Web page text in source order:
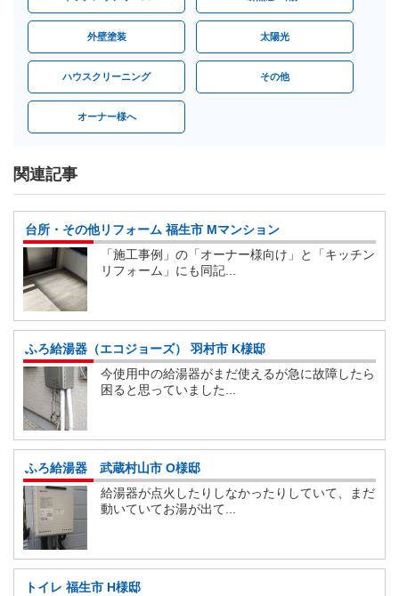
外壁塗装 太陽光
ハウスクリーニング その他
オーナー様へ
関連記事
台所・その他リフォーム 福生市 Mマンション
「施工事例」の「オーナー様向け」と「キッチン
リフォーム」にも同記...
ふろ給湯器（エコジョーズ） 羽村市 K様邸
今使用中の給湯器がまだ使えるが急に故障したら
困ると思っていました...
ふろ給湯器 武蔵村山市 O様邸
給湯器が点火したりしなかったりしていて、まだ
動いていてお湯が出て...
トイレ 福生市 H様邸